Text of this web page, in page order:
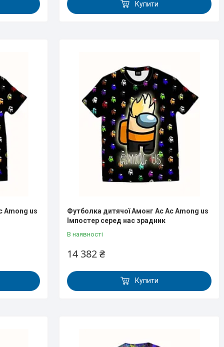
Купити
Аmong us
Футболка дитячої Амонг Ас Ас Аmong us
Імпостер серед нас зрадник
В наявності
14 382 ₴
Купити